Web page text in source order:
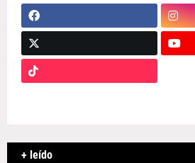
+ leído